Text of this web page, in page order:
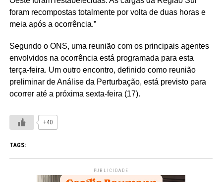
foram recompostas totalmente por volta de duas horas e
meia após a ocorrência.”
Segundo o ONS, uma reunião com os principais agentes
envolvidos na ocorrência está programada para esta
terça-feira. Um outro encontro, definido como reunião
preliminar de Análise da Perturbação, está previsto para
ocorrer até a próxima sexta-feira (17).
+40
TAGS:
PUBLICIDADE